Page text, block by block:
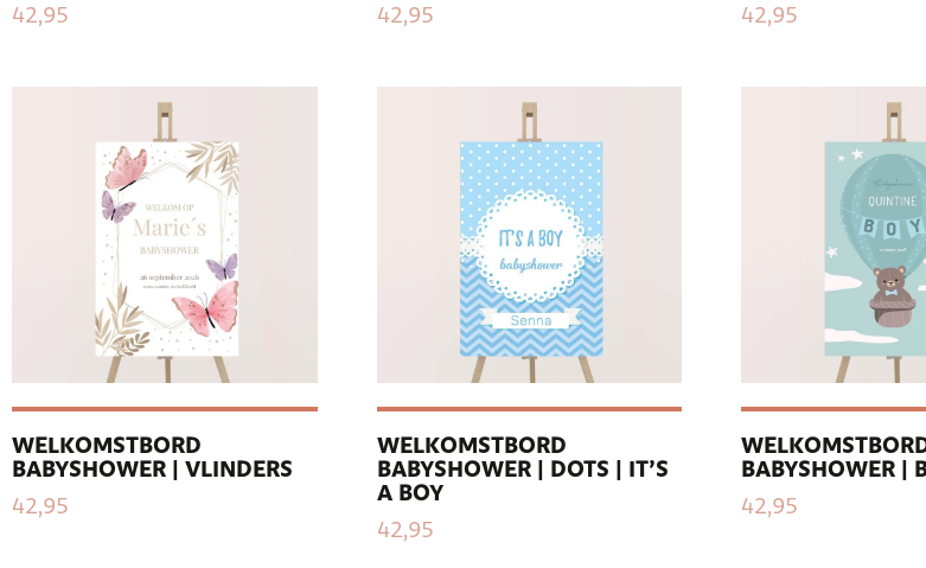
42,95 42,95 42,95
WELKOMSTBORD
BABYSHOWER | VLINDERS
42,95
WELKOMSTBORD
BABYSHOWER | DOTS | IT’S
A BOY
42,95
BABYSHOWER |
42,95